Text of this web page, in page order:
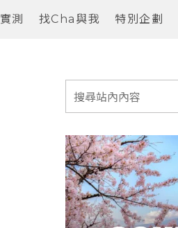
測 找Cha與我 特別企劃